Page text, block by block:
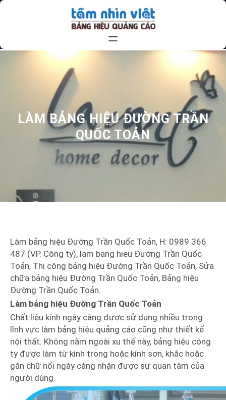
Chuyển
LÀM BẢNG HIỆU ĐƯỜNG TRẦN
QUỐC TOẢN
Làm bảng hiệu Đường Trần Quốc Toản, H: 0989 366
487 (VP. Công ty), lam bang hieu Đường Trần Quốc
Toản, Thi công bảng hiệu Đường Trần Quốc Toản, Sửa
chữa bảng hiệu Đường Trần Quốc Toản, Bảng hiệu
Đường Trần Quốc Toản.
Làm bảng hiệu Đường Trần Quốc Toản
Chất liệu kính ngày càng được sử dụng nhiều trong
lĩnh vực làm bảng hiệu quảng cáo cũng như thiết kế
nội thất. Không nằm ngoài xu thế này, bảng hiệu công
ty được làm từ kính trong hoặc kính sơn, khắc hoặc
gắn chữ nổi ngày càng nhận được sự quan tâm của
người dùng.